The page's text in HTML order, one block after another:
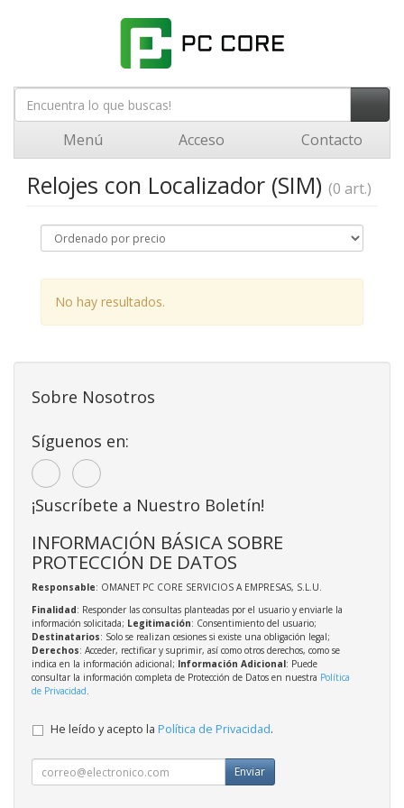
Menú Acceso Contacto
Relojes con Localizador (SIM) (0 art.)
No hay resultados.
Sobre Nosotros
Síguenos en:
¡Suscríbete a Nuestro Boletín!
INFORMACIÓN BÁSICA SOBRE
PROTECCIÓN DE DATOS
Responsable: OMANET PC CORE SERVICIOS A EMPRESAS, S.L.U.
Finalidad: Responder las consultas planteadas por el usuario y enviarle la
información solicitada; Legitimación: Consentimiento del usuario;
Destinatarios: Solo se realizan cesiones si existe una obligación legal;
Derechos: Acceder, rectificar y suprimir, así como otros derechos, como se
indica en la información adicional; Información Adicional: Puede
consultar la información completa de Protección de Datos en nuestra Política
de Privacidad.
He leído y acepto la Política de Privacidad.
Enviar